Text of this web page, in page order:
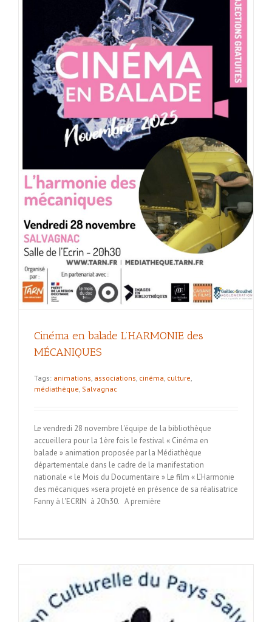
Cinéma en balade L’HARMONIE des
MÉCANIQUES
Tags: animations associations cinéma culture
médiathèque Salvagnac
Le vendredi 28 novembre l'équipe de la bibliothèque
accueillera pour la 1ère fois le festival « Cinéma en
balade » animation proposée par la Médiathèque
départementale dans le cadre de la manifestation
nationale « le Mois du Documentaire » Le film « L’Harmonie
des mécaniques »sera projeté en présence de sa réalisatrice
Fanny à l'ECRIN à 20h30. A première